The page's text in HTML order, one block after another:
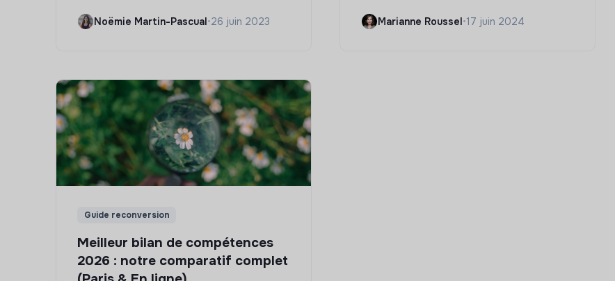
Noëmie Martin-Pascual•26 juin 2023 Marianne Roussel•17 juin 2024
Guide reconversion
Meilleur bilan de compétences
2026 : notre comparatif complet